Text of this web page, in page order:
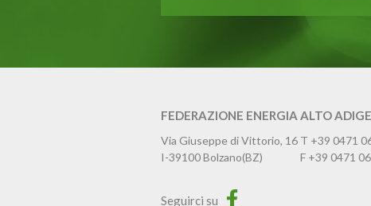
FEDERAZIONE ENERGIA ALTO ADIGE
Via Giuseppe di Vittorio, 16
I-39100Bolzano(BZ)
T +39 0471
F +39 0471
Seguirci su